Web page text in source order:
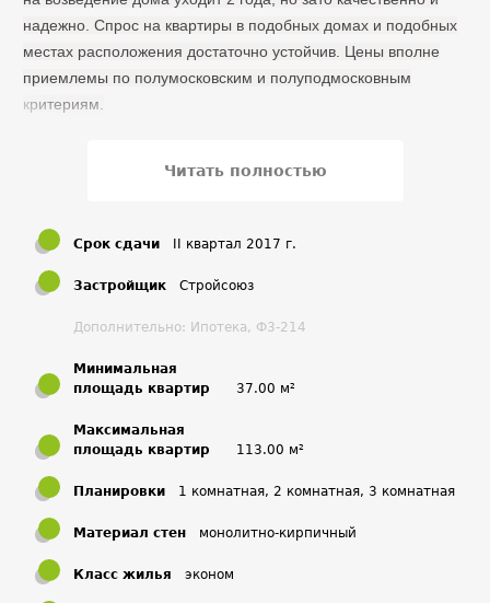
надежно. Спрос на квартиры в подобных домах и подобных
местах расположения достаточно устойчив. Цены вполне
приемлемы по полумосковским и полуподмосковным
критериям.
Читать полностью
Срок сдачи II квартал 2017 г.
Застройщик Стройсоюз
Дополнительно: Ипотека, Ф3-214
Минимальная
площадь квартир
37.00 м²
Максимальная
площадь квартир
113.00 м²
Планировки 1 комнатная, 2 комнатная, 3 комнатная
Материал стен монолитно-кирпичный
Класс жилья эконом